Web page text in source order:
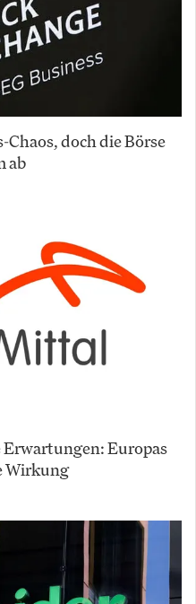
doch die Börse
ab
Europas
Wirkung